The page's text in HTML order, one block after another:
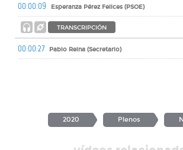
00:00:09 Esperanza Pérez Felices (PSOE)
TRANSCRIPCIÓN
00:00:27 Pablo Reina (Secretario)
TRANSCRIPCIÓN
2020 Plenos